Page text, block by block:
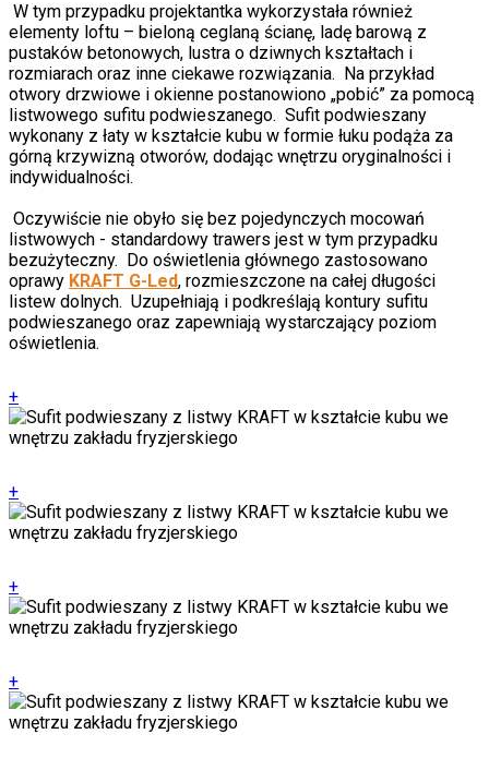
W tym przypadku projektantka wykorzystała również
elementy loftu – bieloną ceglaną ścianę, ladę barową z
pustaków betonowych, lustra o dziwnych kształtach i
rozmiarach oraz inne ciekawe rozwiązania. Na przykład
otwory drzwiowe i okienne postanowiono „pobić” za pomocą
listwowego sufitu podwieszanego. Sufit podwieszany
wykonany z łaty w kształcie kubu w formie łuku podąża za
górną krzywizną otworów, dodając wnętrzu oryginalności i
indywidualności.
Oczywiście nie obyło się bez pojedynczych mocowań
listwowych - standardowy trawers jest w tym przypadku
bezużyteczny. Do oświetlenia głównego zastosowano
oprawy KRAFT G-Led, rozmieszczone na całej długości
listew dolnych. Uzupełniają i podkreślają kontury sufitu
podwieszanego oraz zapewniają wystarczający poziom
oświetlenia.
+
+
+
+